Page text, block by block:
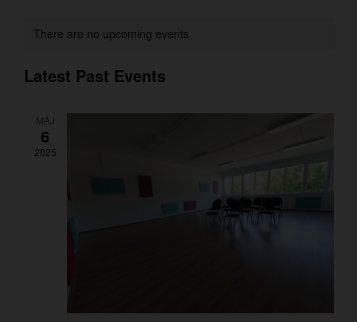
There are no upcoming events.
Latest Past Events
MÁJ
6
2025